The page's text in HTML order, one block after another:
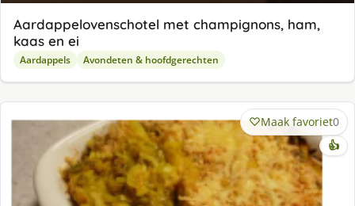
Aardappelovenschotel met champignons, ham,
kaas en ei
Aardappels Avondeten & hoofdgerechten
Maak favoriet0
👍